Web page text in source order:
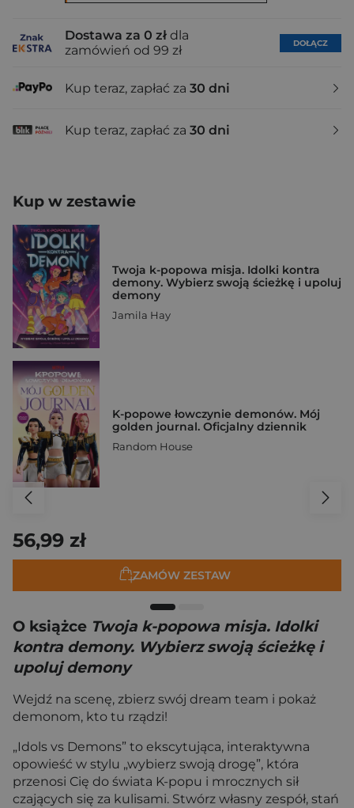
Dostawa za 0 zł dla
zamówień od 99 zł
DOŁĄCZ
Kup teraz, zapłać za 30 dni
Kup teraz, zapłać za 30 dni
Kup w zestawie
Twoja k-popowa misja. Idolki kontra
demony. Wybierz swoją ścieżkę i upoluj
demony
Jamila Hay
K-popowe łowczynie demonów. Mój
golden journal. Oficjalny dziennik
Random House
56,99 zł
ZAMÓW ZESTAW
O książce Twoja k-popowa misja. Idolki
kontra demony. Wybierz swoją ścieżkę i
upoluj demony
Wejdź na scenę, zbierz swój dream team i pokaż
demonom, kto tu rządzi!
„Idols vs Demons” to ekscytująca, interaktywna
opowieść w stylu „wybierz swoją drogę”, która
przenosi Cię do świata K-popu i mrocznych sił
czających się za kulisami. Stwórz własny zespół, stań